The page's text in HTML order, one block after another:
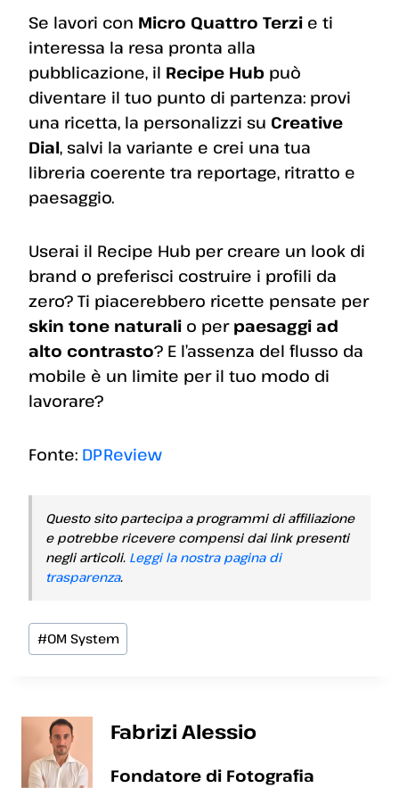
Se lavori con Micro Quattro Terzi e ti
interessa la resa pronta alla
pubblicazione, il Recipe Hub può
diventare il tuo punto di partenza: provi
una ricetta, la personalizzi su Creative
Dial, salvi la variante e crei una tua
libreria coerente tra reportage, ritratto e
paesaggio.
Userai il Recipe Hub per creare un look di
brand o preferisci costruire i profili da
zero? Ti piacerebbero ricette pensate per
skin tone naturali o per paesaggi ad
alto contrasto? E l’assenza del flusso da
mobile è un limite per il tuo modo di
lavorare?
Fonte: DPReview
Questo sito partecipa a programmi di affiliazione
e potrebbe ricevere compensi dai link presenti
negli articoli. Leggi la nostra pagina di
trasparenza.
Tag
articolo:
#OM System
Fabrizi Alessio
Fondatore di Fotografia